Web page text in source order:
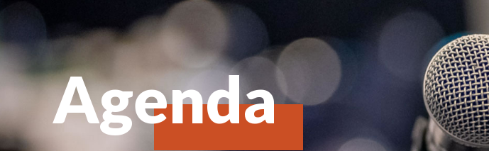
Agenda